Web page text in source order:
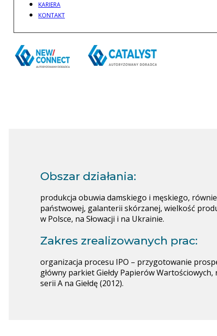
KARIERA
KONTAKT
Obszar działania:
produkcja obuwia damskiego i męskiego,
państwowej, galanterii skórzanej, wielkość
w Polsce, na Słowacji i na Ukrainie.
Zakres zrealizowanych prac:
organizacja procesu IPO – przygotowanie
główny parkiet Giełdy Papierów
serii A na Giełdę (2012).